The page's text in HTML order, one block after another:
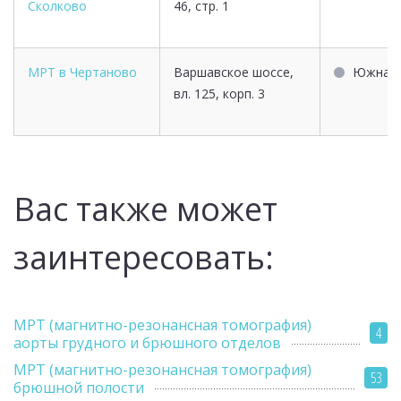
Сколково 46, стр. 1
МРТ в Чертаново
Варшавское шоссе,
вл. 125, корп. 3
Южная
Вас также может
заинтересовать:
4
МРТ (магнитно-резонансная томография)
аорты грудного и брюшного отделов
53
МРТ (магнитно-резонансная томография)
брюшной полости